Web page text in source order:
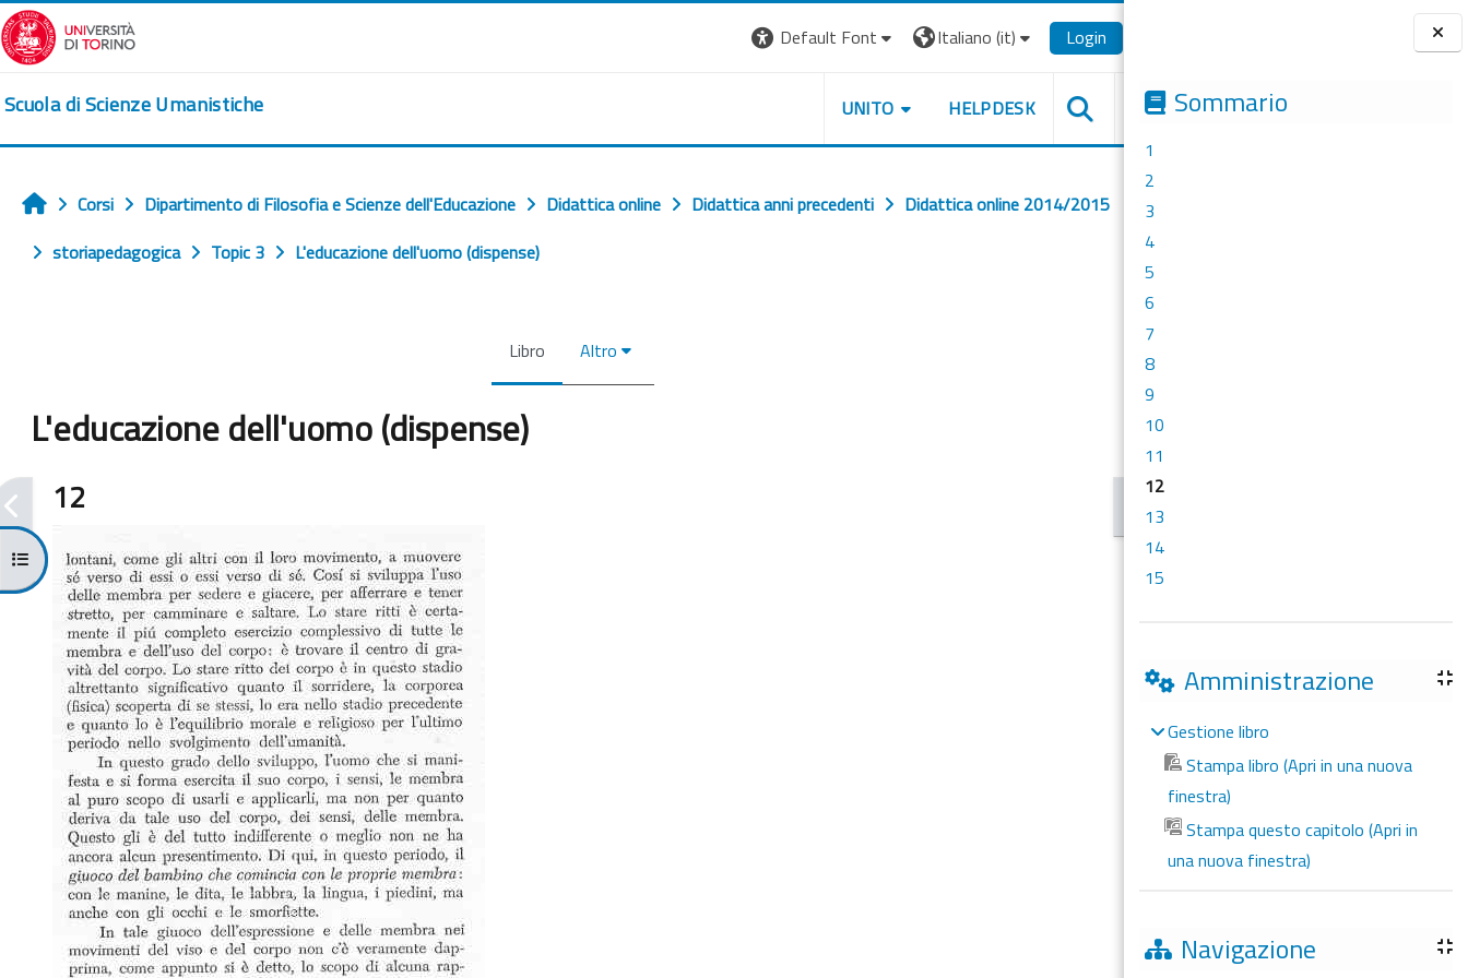
Vai al contenuto principale
Blocchi
Sommario
1
2
3
4
5
6
7
8
9
10
11
12
13
14
15
Amministrazione
Gestione libro
Stampa libro (Apri in una nuova
finestra)
Stampa questo capitolo (Apri in
una nuova finestra)
Navigazione
Default Font Italiano ‎(it)‎ Login
Scuola di Scienze Umanistiche UNITO HELPDESK
Apri indice del corso
Home
Corsi Dipartimento di Filosofia e Scienze dell'Educazione Didattica online Didattica anni precedenti
Didattica online 2014/2015
storiapedagogica
Topic 3 L'educazione dell'uomo (dispense)
Libro Altro
L'educazione dell'uomo (dispense)
12